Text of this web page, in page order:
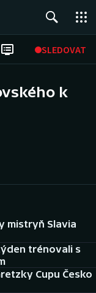
SLEDOVAT
k
mistryň Slavia
trénovali s
Cupu Česko